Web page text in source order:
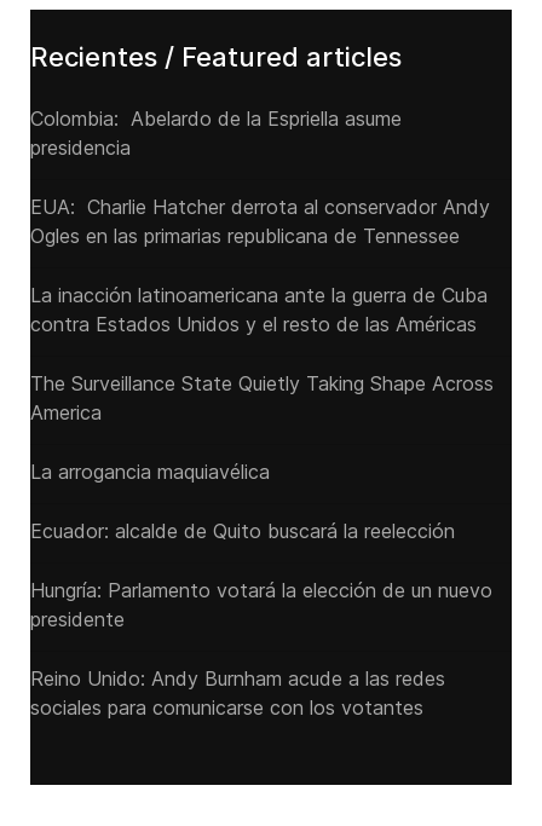
Recientes / Featured articles
Colombia: Abelardo de la Espriella asume
presidencia
EUA: Charlie Hatcher derrota al conservador Andy
Ogles en las primarias republicana de Tennessee
La inacción latinoamericana ante la guerra de Cuba
contra Estados Unidos y el resto de las Américas
The Surveillance State Quietly Taking Shape Across
America
La arrogancia maquiavélica
Ecuador: alcalde de Quito buscará la reelección
Hungría: Parlamento votará la elección de un nuevo
presidente
Reino Unido: Andy ‌Burnham acude a las redes
sociales para comunicarse con los votantes